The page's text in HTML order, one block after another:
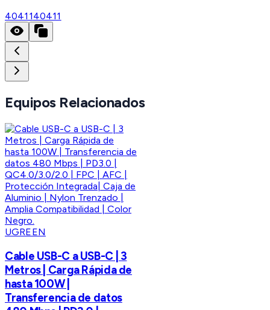
4041140411
Equipos Relacionados
UGREEN
Cable USB-C a USB-C | 3
Metros | Carga Rápida de
hasta 100W |
Transferencia de datos